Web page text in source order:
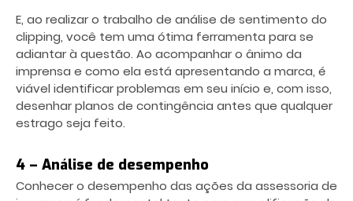
E, ao realizar o trabalho de análise de sentimento do
clipping, você tem uma ótima ferramenta para se
adiantar à questão. Ao acompanhar o ânimo da
imprensa e como ela está apresentando a marca, é
viável identificar problemas em seu início e, com isso,
desenhar planos de contingência antes que qualquer
estrago seja feito.
4 – Análise de desempenho
Conhecer o desempenho das ações da assessoria de